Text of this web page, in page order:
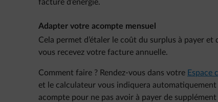
facture d’énergie.
Adapter votre acompte mensuel
Cela permet d’étaler le coût du surplus à payer
vous recevez votre facture annuelle.
Comment faire ? Rendez-vous dans votre Espace
et le calculateur vous indiquera
acompte pour ne pas avoir à payer de